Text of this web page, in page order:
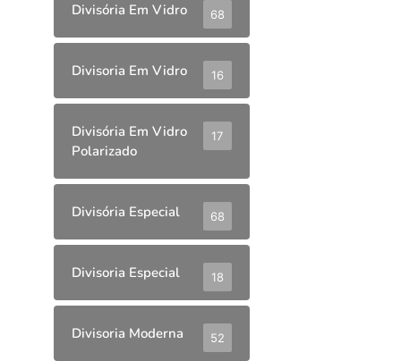
Divisória Em Vidro 68
Divisoria Em Vidro 16
Divisória Em Vidro
Polarizado
17
Divisória Especial 68
Divisoria Especial 18
Divisoria Moderna 52